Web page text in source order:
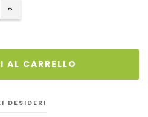
AL CARRELLO
DESIDERI